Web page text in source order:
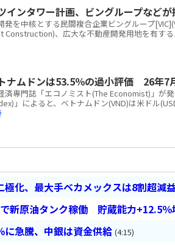
インタワー計画、ビングループなどが
発を中核とする民間複合企業ビングループ
Construction)、広大な不動産開発用地を有す
ナムドンは53.5％の過小評価 26年7
済専門誌「エコノミスト(The Economist)」が
」によると、ベトナムドン(VND)は米ドル
化、最大手ベカメックスは8割超減
新原油タンク稼働 貯蔵能力+12.5％
急騰、中銀は資金供給 (4:15)